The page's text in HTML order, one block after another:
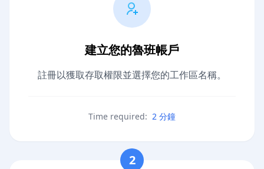
建立您的魯班帳戶
註冊以獲取存取權限並選擇您的工作區名稱。
Time required: 2 分鐘
2